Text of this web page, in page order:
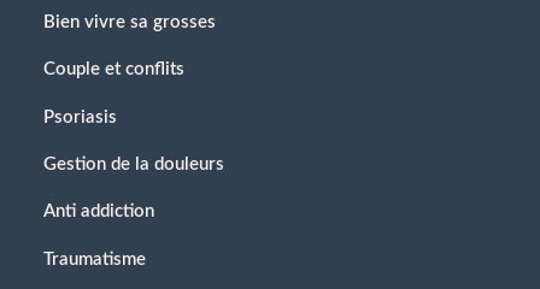
Bien vivre sa grosses
Couple et conflits
Psoriasis
Gestion de la douleurs
Anti addiction
Traumatisme